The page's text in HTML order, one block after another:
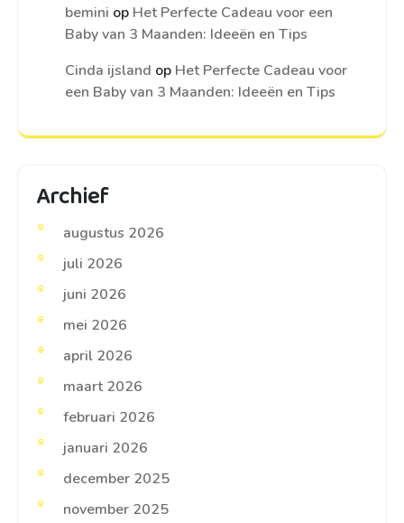
bemini op Het Perfecte Cadeau voor een
Baby van 3 Maanden: Ideeën en Tips
Cinda ijsland op Het Perfecte Cadeau voor
een Baby van 3 Maanden: Ideeën en Tips
Archief
augustus 2026
juli 2026
juni 2026
mei 2026
april 2026
maart 2026
februari 2026
januari 2026
december 2025
november 2025